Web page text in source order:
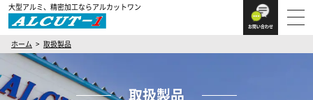
大型アルミ、精密加工ならアルカットワン
お問い合わせ
ホーム 取扱製品
取扱製品